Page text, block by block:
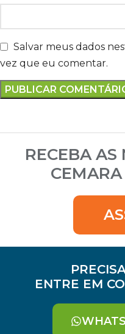
Salvar meus dados
vez que eu comentar.
RECEBA
CEMARA
ENTRE EM